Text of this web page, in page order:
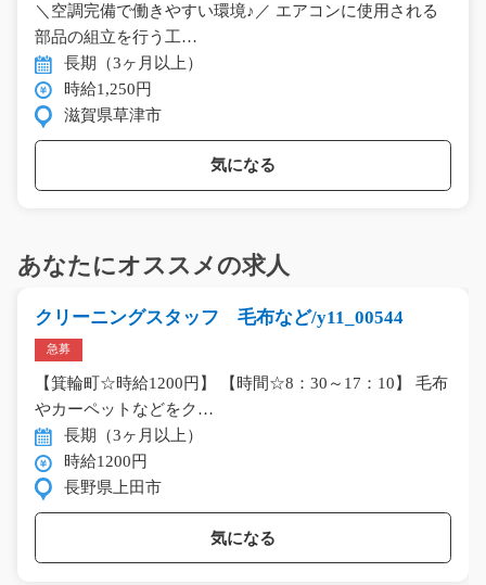
＼空調完備で働きやすい環境♪／ エアコンに使用される
部品の組立を行う工…
長期（3ヶ月以上）
時給1,250円
滋賀県草津市
気になる
あなたにオススメの求人
クリーニングスタッフ 毛布など/y11_00544
急募
【箕輪町☆時給1200円】 【時間☆8：30～17：10】 毛布
やカーペットなどをク…
長期（3ヶ月以上）
時給1200円
長野県上田市
気になる